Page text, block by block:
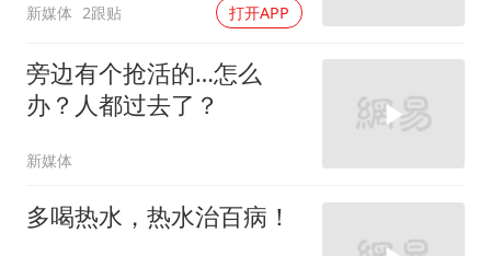
新媒体 2跟贴 打开APP
旁边有个抢活的…怎么
办？人都过去了？
新媒体
多喝热水，热水治百病！